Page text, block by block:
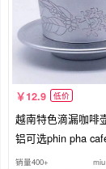
12.9 低价
越南特色滴漏咖啡
铝可选phin pha
销量400+